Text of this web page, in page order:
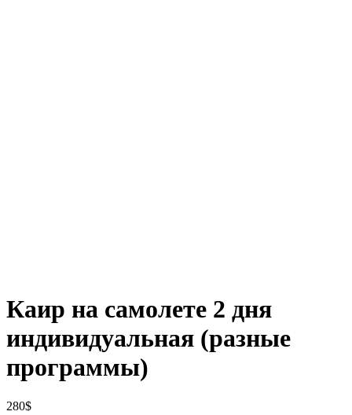
Каир на самолете 2 дня
индивидуальная (разные
программы)
280$